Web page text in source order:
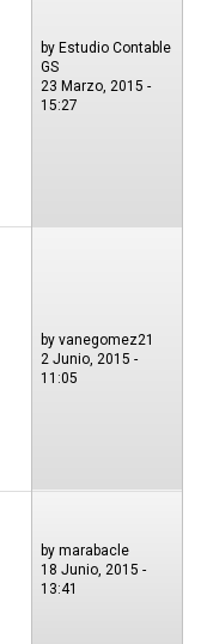
by Estudio Contable
GS
23 Marzo, 2015 -
15:27
by vanegomez21
2 Junio, 2015 -
11:05
by marabacle
18 Junio, 2015 -
13:41